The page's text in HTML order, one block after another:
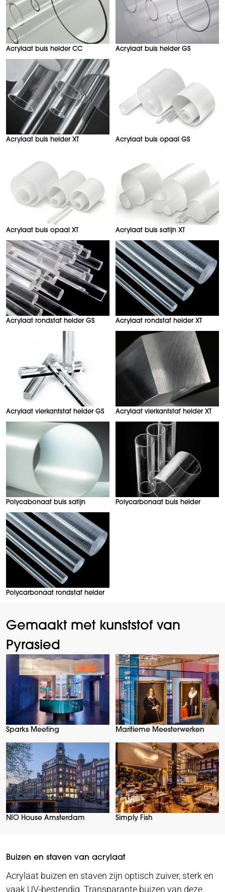
Acrylaat buis helder CC Acrylaat buis helder GS
Acrylaat buis helder XT Acrylaat buis opaal GS
Acrylaat buis opaal XT Acrylaat buis satijn XT
Acrylaat rondstaf helder GS Acrylaat rondstaf helder XT
Acrylaat vierkantstaf helder GS Acrylaat vierkantstaf helder XT
Polycabonaat buis satijn Polycarbonaat buis helder
Polycarbonaat rondstaf helder
Gemaakt met kunststof van
Pyrasied
Sparks Meeting Maritieme Meesterwerken
NIO House Amsterdam Simply Fish
Buizen en staven van acrylaat
Acrylaat buizen en staven zijn optisch zuiver, sterk en
vaak UV-bestendig. Transparante buizen van deze